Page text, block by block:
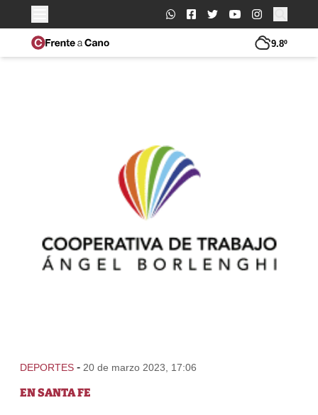
Buscar:
9.8º
DEPORTES - 20 de marzo 2023, 17:06
EN SANTA FE